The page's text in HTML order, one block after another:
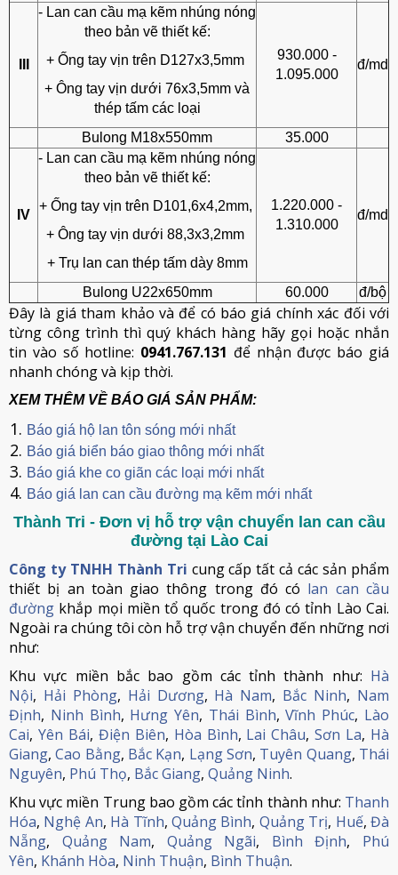
- Lan can cầu mạ kẽm nhúng nóng
theo bản vẽ thiết kế:
+ Ống tay vịn trên D127x3,5mm
+ Ông tay vịn dưới 76x3,5mm và
thép tấm các loại
930.000 -
1.095.000
đ/md
Bulong M18x550mm 35.000
IV
- Lan can cầu mạ kẽm nhúng nóng
theo bản vẽ thiết kế:
+ Ống tay vịn trên D101,6x4,2mm,
+ Ông tay vịn dưới 88,3x3,2mm
+ Trụ lan can thép tấm dày 8mm
1.220.000 -
1.310.000
đ/md
Bulong U22x650mm 60.000 đ/bộ
Đây là giá tham khảo và để có báo giá chính xác đối với
từng công trình thì quý khách hàng hãy gọi hoặc nhắn
tin vào số hotline: 0941.767.131 để nhận được báo giá
nhanh chóng và kịp thời.
XEM THÊM VỀ BÁO GIÁ SẢN PHẨM:
Báo giá hộ lan tôn sóng mới nhất
Báo giá biển báo giao thông mới nhất
Báo giá khe co giãn các loại mới nhất
Báo giá lan can cầu đường mạ kẽm mới nhất
Thành Tri - Đơn vị hỗ trợ vận chuyển lan can cầu
đường tại Lào Cai
Công ty TNHH Thành Tri cung cấp tất cả các sản phẩm
thiết bị an toàn giao thông trong đó có lan can cầu
đường khắp mọi miền tổ quốc trong đó có tỉnh Lào Cai.
Ngoài ra chúng tôi còn hỗ trợ vận chuyển đến những nơi
như:
Khu vực miền bắc bao gồm các tỉnh thành như: Hà
Nội, Hải Phòng, Hải Dương, Hà Nam, Bắc Ninh, Nam
Định, Ninh Bình, Hưng Yên, Thái Bình,Vĩnh Phúc, Lào
Cai, Yên Bái, Điện Biên, Hòa Bình, Lai Châu,Sơn La, Hà
Giang,Cao Bằng, Bắc Kạn, Lạng Sơn, Tuyên Quang, Thái
Nguyên, Phú Thọ, Bắc Giang, Quảng Ninh.
Khu vực miền Trung bao gồm các tỉnh thành như: Thanh
Hóa, Nghệ An, Hà Tĩnh,Quảng Bình, Quảng Trị, Huế,Đà
Nẵng, Quảng Nam, Quảng Ngãi, Bình Định, Phú
Yên, Khánh Hòa, Ninh Thuận, Bình Thuận.